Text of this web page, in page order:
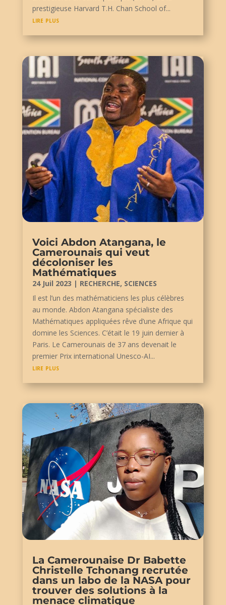
prestigieuse Harvard T.H. Chan School of...
lire plus
Voici Abdon Atangana, le
Camerounais qui veut
décoloniser les
Mathématiques
24 Juil 2023 | RECHERCHE, SCIENCES
Il est l’un des mathématiciens les plus célèbres
au monde. Abdon Atangana spécialiste des
Mathématiques appliquées rêve d’une Afrique qui
domine les Sciences. C’était le 19 juin dernier à
Paris. Le Camerounais de 37 ans devenait le
premier Prix international Unesco-AI...
lire plus
La Camerounaise Dr Babette
Christelle Tchonang recrutée
dans un labo de la NASA pour
trouver des solutions à la
menace climatique